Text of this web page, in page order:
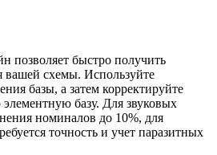
позволяет быстро получить
вашей схемы. Используйте
базы, а затем корректируйте
базу. Для звуковых
номиналов до 10%, для
точность и учет паразитных